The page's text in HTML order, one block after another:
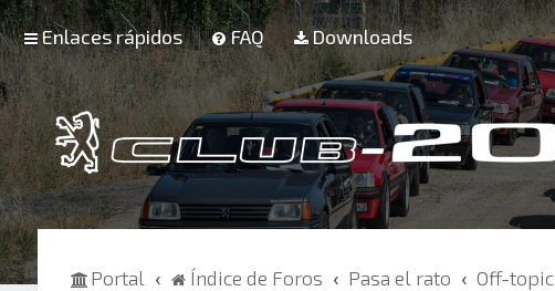
Enlaces rápidos FAQ Downloads
Portal Índice de Foros Pasa el rato Off-topic